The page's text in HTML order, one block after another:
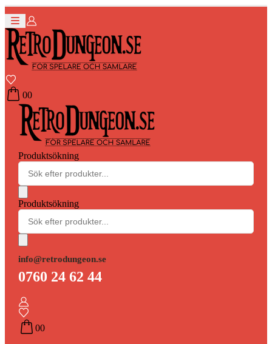
00
Produktsökning
Produktsökning
info@retrodungeon.se
0760 24 62 44
00